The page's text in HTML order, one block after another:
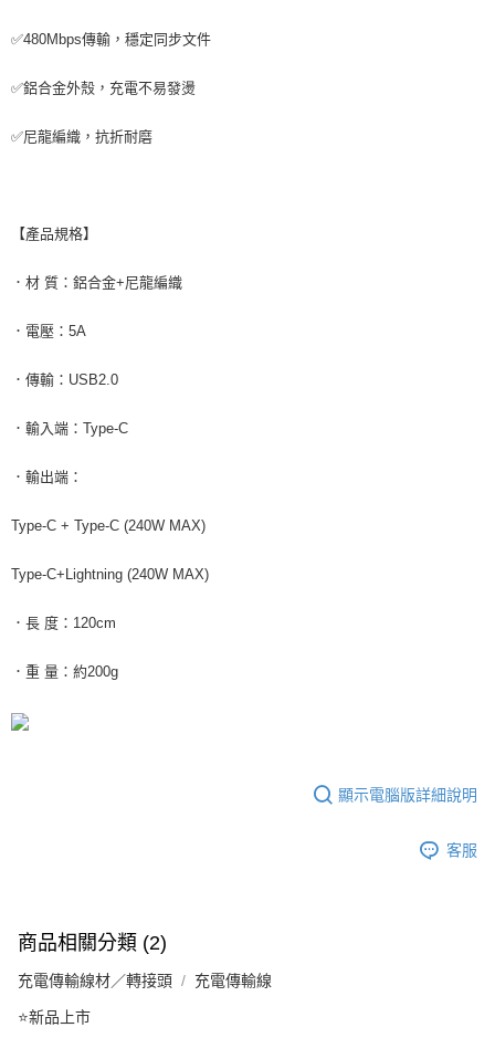
✅480Mbps傳輸，穩定同步文件
✅鋁合金外殼，充電不易發燙
✅尼龍編織，抗折耐磨
【產品規格】
．材 質：鋁合金+尼龍編織
．電壓：5A
．傳輸：USB2.0
．輸入端：Type-C
．輸出端：
Type-C + Type-C (240W MAX)
Type-C+Lightning (240W MAX)
．長 度：120cm
．重 量：約200g
顯示電腦版詳細說明
客服
商品相關分類 (2)
充電傳輸線材／轉接頭 充電傳輸線
⭐新品上市